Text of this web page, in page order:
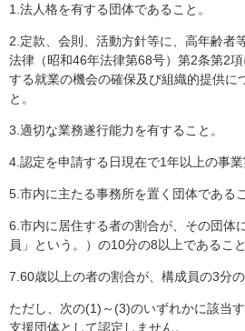
1.法人格を有する団体であること。
2.定款、会則、活動方針等に、高年齢者
法律（昭和46年法律第68号）第2条第2
する就業の機会の確保及び組織的提供に
と。
3.適切な業務遂行能力を有すること。
4.認定を申請する日現在で1年以上の事業
5.市内に主たる事務所を置く団体であるこ
6.市内に居住する者の割合が、その団体
員」という。）の10分の8以上であること
7.60歳以上の者の割合が、構成員の3分の
ただし、次の(1)～(3)のいずれかに該当
支援団体として認定しません。